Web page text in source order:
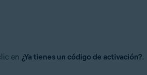
en ¿Ya tienes un código de activación?.